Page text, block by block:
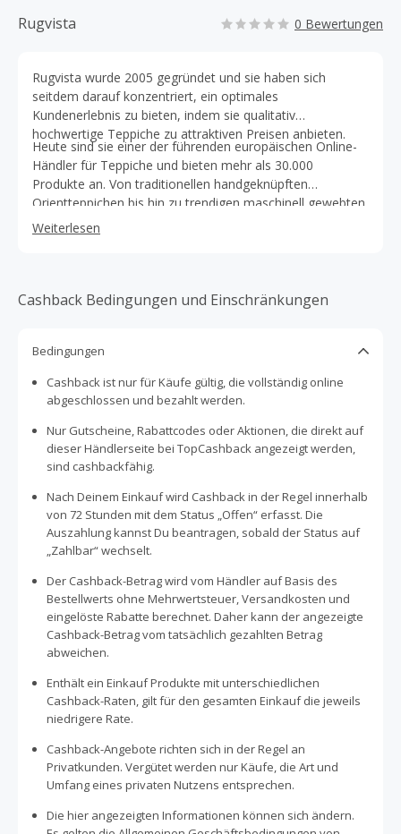
Rugvista 0 Bewertungen
Rugvista wurde 2005 gegründet und sie haben sich
seitdem darauf konzentriert, ein optimales
Kundenerlebnis zu bieten, indem sie qualitativ
hochwertige Teppiche zu attraktiven Preisen anbieten.
Heute sind sie einer der führenden europäischen Online-
Händler für Teppiche und bieten mehr als 30.000
Produkte an. Von traditionellen handgeknüpften
Orientteppichen bis hin zu trendigen maschinell gewebten
Teppichen.
Weiterlesen
Cashback Bedingungen und Einschränkungen
Bedingungen
Cashback ist nur für Käufe gültig, die vollständig online
abgeschlossen und bezahlt werden.
Nur Gutscheine, Rabattcodes oder Aktionen, die direkt auf
dieser Händlerseite bei TopCashback angezeigt werden,
sind cashbackfähig.
Nach Deinem Einkauf wird Cashback in der Regel innerhalb
von 72 Stunden mit dem Status „Offen“ erfasst. Die
Auszahlung kannst Du beantragen, sobald der Status auf
„Zahlbar“ wechselt.
Der Cashback-Betrag wird vom Händler auf Basis des
Bestellwerts ohne Mehrwertsteuer, Versandkosten und
eingelöste Rabatte berechnet. Daher kann der angezeigte
Cashback-Betrag vom tatsächlich gezahlten Betrag
abweichen.
Enthält ein Einkauf Produkte mit unterschiedlichen
Cashback-Raten, gilt für den gesamten Einkauf die jeweils
niedrigere Rate.
Cashback-Angebote richten sich in der Regel an
Privatkunden. Vergütet werden nur Käufe, die Art und
Umfang eines privaten Nutzens entsprechen.
Die hier angezeigten Informationen können sich ändern.